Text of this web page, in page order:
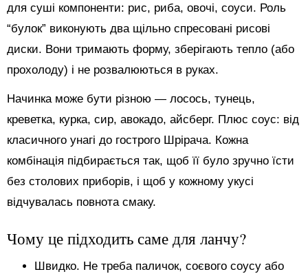
для суші компоненти: рис, риба, овочі, соуси. Роль
“булок” виконують два щільно спресовані рисові
диски. Вони тримають форму, зберігають тепло (або
прохолоду) і не розвалюються в руках.
Начинка може бути різною — лосось, тунець,
креветка, курка, сир, авокадо, айсберг. Плюс соус: від
класичного унагі до гострого Шрірача. Кожна
комбінація підбирається так, щоб її було зручно їсти
без столових приборів, і щоб у кожному укусі
відчувалась повнота смаку.
Чому це підходить саме для ланчу?
Швидко. Не треба паличок, соєвого соусу або